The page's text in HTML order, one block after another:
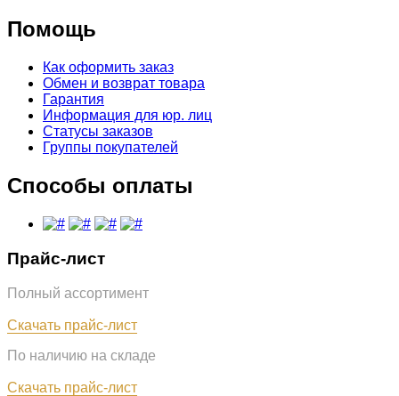
Помощь
Как оформить заказ
Обмен и возврат товара
Гарантия
Информация для юр. лиц
Статусы заказов
Группы покупателей
Способы оплаты
Прайс-лист
Полный ассортимент
Скачать прайс-лист
По наличию на складе
Скачать прайс-лист